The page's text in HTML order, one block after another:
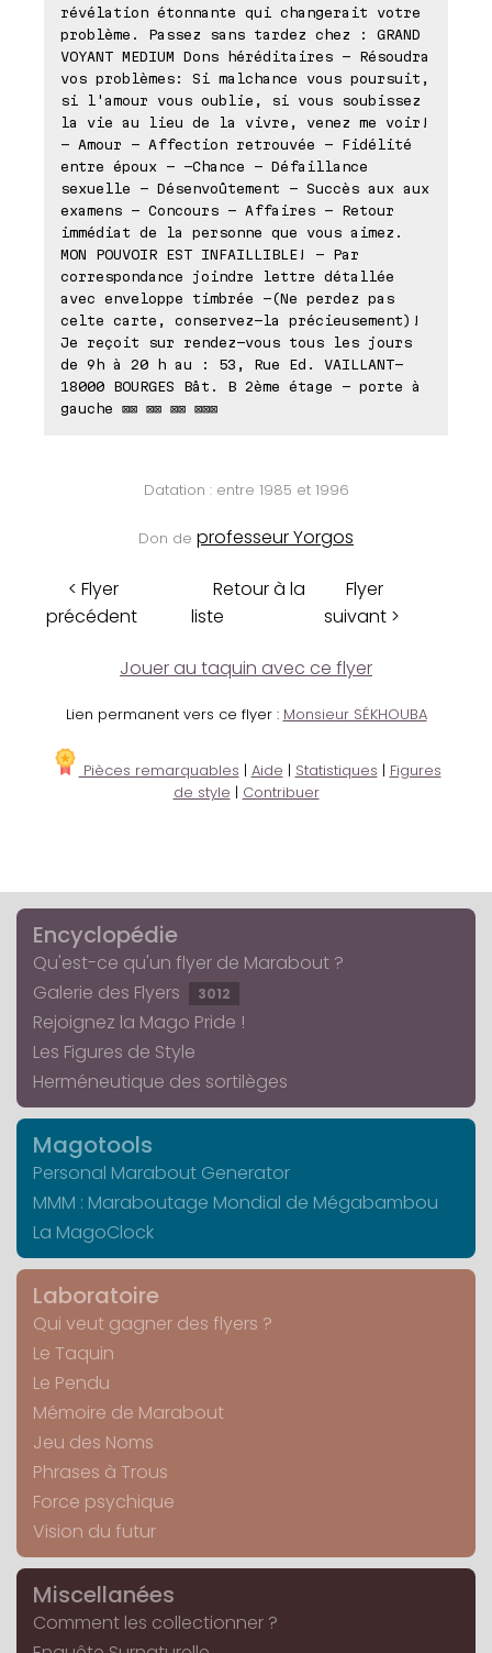
révélation étonnante qui changerait votre
problème. Passez sans tardez chez : GRAND
VOYANT MEDIUM Dons héréditaires - Résoudra
vos problèmes: Si malchance vous poursuit,
si l'amour vous oublie, si vous soubissez
la vie au lieu de la vivre, venez me voir!
- Amour - Affection retrouvée - Fidélité
entre époux - -Chance - Défaillance
sexuelle - Désenvoûtement - Succès aux aux
examens - Concours - Affaires - Retour
immédiat de la personne que vous aimez.
MON POUVOIR EST INFAILLIBLE! - Par
correspondance joindre lettre détallée
avec enveloppe timbrée -(Ne perdez pas
celte carte, conservez-la précieusement)!
Je reçoit sur rendez-vous tous les jours
de 9h à 20 h au : 53, Rue Ed. VAILLANT-
18000 BOURGES Bât. B 2ème étage - porte à
gauche ⊠⊠ ⊠⊠ ⊠⊠ ⊠⊠⊠
Datation : entre 1985 et 1996
Don de professeur Yorgos
< Flyer
précédent
Retour à la
liste
Flyer
suivant >
Jouer au taquin avec ce flyer
Lien permanent vers ce flyer : Monsieur SÉKHOUBA
Pièces remarquables | Aide | Statistiques | Figures
de style | Contribuer
Encyclopédie
Qu'est-ce qu'un flyer de Marabout ?
Galerie des Flyers
3012
Rejoignez la Mago Pride !
Les Figures de Style
Herméneutique des sortilèges
Magotools
Personal Marabout Generator
MMM : Maraboutage Mondial de Mégabambou
La MagoClock
Laboratoire
Qui veut gagner des flyers ?
Le Taquin
Le Pendu
Mémoire de Marabout
Jeu des Noms
Phrases à Trous
Force psychique
Vision du futur
Miscellanées
Comment les collectionner ?